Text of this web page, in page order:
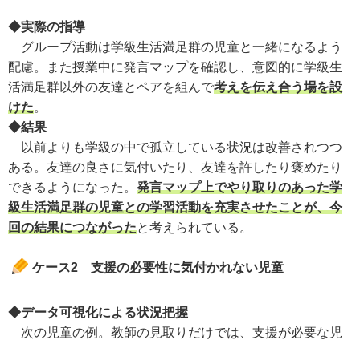
◆実際の指導
グループ活動は学級生活満足群の児童と一緒になるよう
配慮。また授業中に発言マップを確認し、意図的に学級生
活満足群以外の友達とペアを組んで考えを伝え合う場を設
けた。
◆結果
以前よりも学級の中で孤立している状況は改善されつつ
ある。友達の良さに気付いたり、友達を許したり褒めたり
できるようになった。 発言マップ上でやり取りのあった学
級生活満足群の児童との学習活動を充実させたことが、今
回の結果につながったと考えられている。
ケース2 支援の必要性に気付かれない児童
◆データ可視化による状況把握
次の児童の例。教師の見取りだけでは、支援が必要な児